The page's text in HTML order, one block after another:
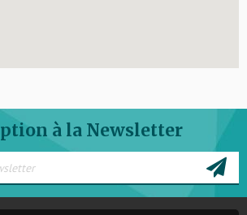
à la Newsletter